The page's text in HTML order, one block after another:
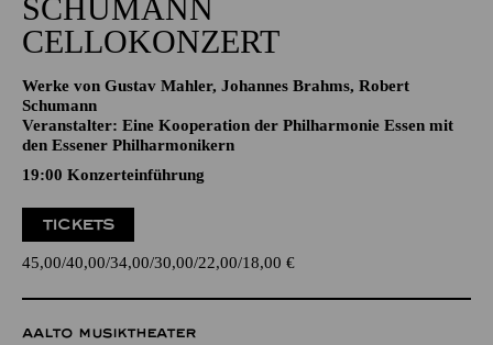
PORTRÄT ANASTASIA KOBEKINA ·
SINFONIEKONZERT VIII
SCHUMANN
CELLOKONZERT
Werke von Gustav Mahler, Johannes Brahms, Robert
Schumann
den Essener Philharmonikern
19:00 Konzerteinführung
45,00 40,00 34,00 30,00